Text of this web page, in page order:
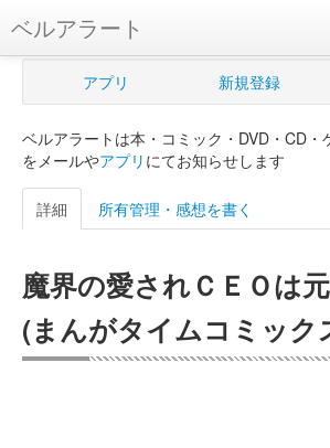
ベルアラート
ベルアラートとは
新規登録
ログイン
購入管理
Myシェルフ
アプリ 新規登録
ベルアラートは本・コミック・DVD・CD・
をメールやアプリ にてお知らせします
詳細 所有管理・感想を書く
魔界の愛されＣＥＯは
(まんがタイムコミック